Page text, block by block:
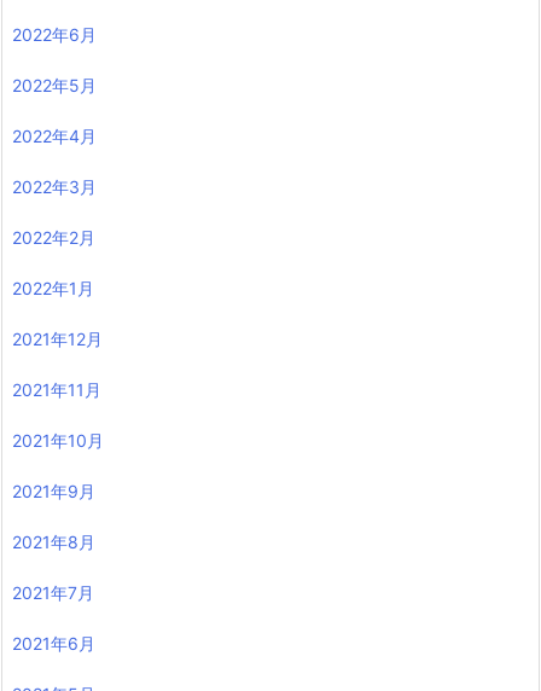
2022年6月
2022年5月
2022年4月
2022年3月
2022年2月
2022年1月
2021年12月
2021年11月
2021年10月
2021年9月
2021年8月
2021年7月
2021年6月